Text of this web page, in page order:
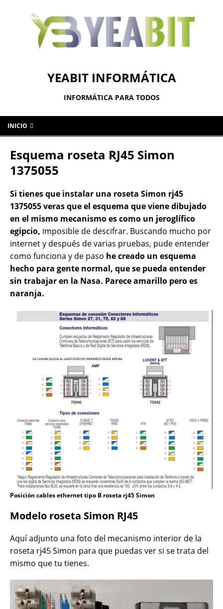
YEABIT INFORMÁTICA
INFORMÁTICA PARA TODOS
INICIO
Esquema roseta RJ45 Simon
1375055
Si tienes que instalar una roseta Simon rj45
1375055 veras que el esquema que viene dibujado
en el mismo mecanismo es como un jeroglífico
egipcio, imposible de descifrar. Buscando mucho por
internet y después de varias pruebas, pude entender
como funciona y de paso he creado un esquema
hecho para gente normal, que se pueda entender
sin trabajar en la Nasa. Parece amarillo pero es
naranja.
Posición cables ethernet tipo B roseta rj45 Simon
Modelo roseta Simon RJ45
Aquí adjunto una foto del mecanismo interior de la
roseta rj45 Simon para que puedas ver si se trata del
mismo que tu tienes.